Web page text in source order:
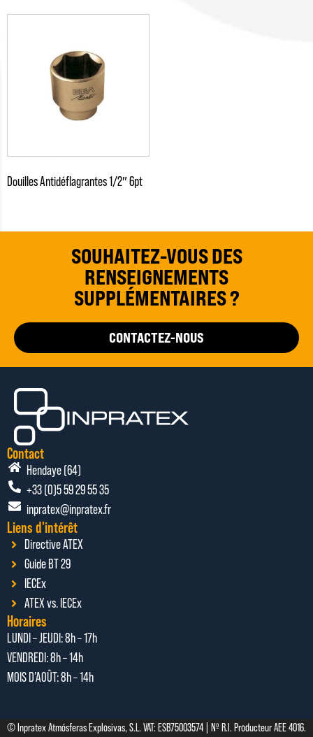
Douilles Antidéflagrantes 1/2″ 6pt
SOUHAITEZ-VOUS DES
RENSEIGNEMENTS
SUPPLÉMENTAIRES ?
CONTACTEZ-NOUS
Contact
Hendaye (64)
+33 (0)5 59 29 55 35
inpratex@inpratex.fr
Liens d'intérêt
Directive ATEX
Guide BT 29
IECEx
ATEX vs. IECEx
Horaires
LUNDI – JEUDI: 8h – 17h
VENDREDI: 8h – 14h
MOIS D’AOÛT: 8h – 14h
© Inpratex Atmósferas Explosivas, S.L. VAT: ESB75003574 | Nº R.I. Producteur AEE 4016.